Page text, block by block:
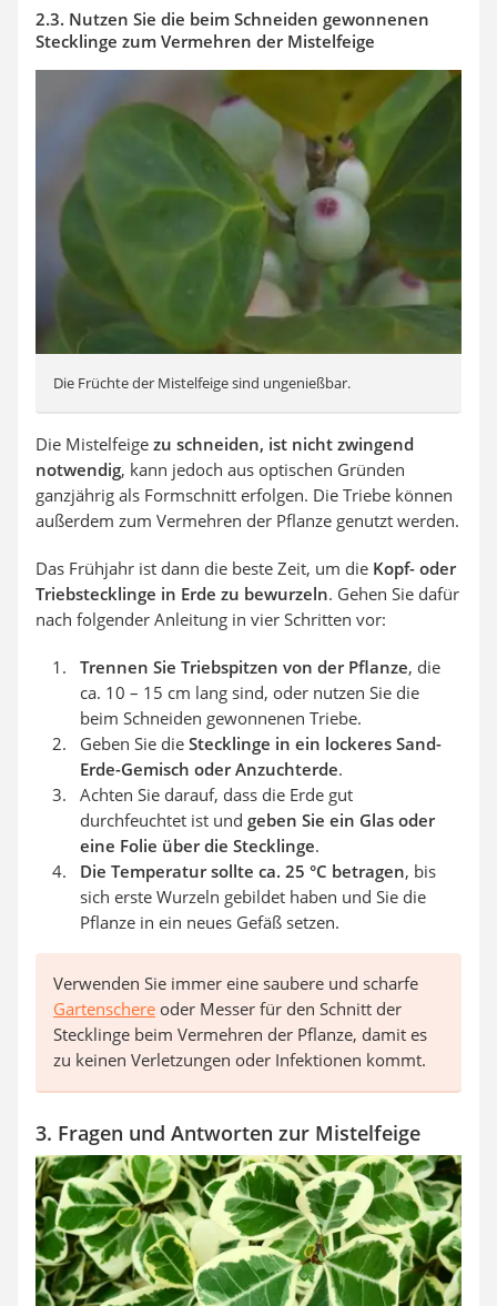
2.3. Nutzen Sie die beim Schneiden gewonnenen
Stecklinge zum Vermehren der Mistelfeige
Die Früchte der Mistelfeige sind ungenießbar.
Die Mistelfeige zu schneiden, ist nicht zwingend
notwendig, kann jedoch aus optischen Gründen
ganzjährig als Formschnitt erfolgen. Die Triebe können
außerdem zum Vermehren der Pflanze genutzt werden.
Das Frühjahr ist dann die beste Zeit, um die Kopf- oder
Triebstecklinge in Erde zu bewurzeln. Gehen Sie dafür
nach folgender Anleitung in vier Schritten vor:
Trennen Sie Triebspitzen von der Pflanze, die
ca. 10 – 15 cm lang sind, oder nutzen Sie die
beim Schneiden gewonnenen Triebe.
Geben Sie die Stecklinge in ein lockeres Sand-
Erde-Gemisch oder Anzuchterde.
Achten Sie darauf, dass die Erde gut
durchfeuchtet ist und geben Sie ein Glas oder
eine Folie über die Stecklinge.
Die Temperatur sollte ca. 25 °C betragen, bis
sich erste Wurzeln gebildet haben und Sie die
Pflanze in ein neues Gefäß setzen.
Verwenden Sie immer eine saubere und scharfe
Gartenschere oder Messer für den Schnitt der
Stecklinge beim Vermehren der Pflanze, damit es
zu keinen Verletzungen oder Infektionen kommt.
3. Fragen und Antworten zur Mistelfeige